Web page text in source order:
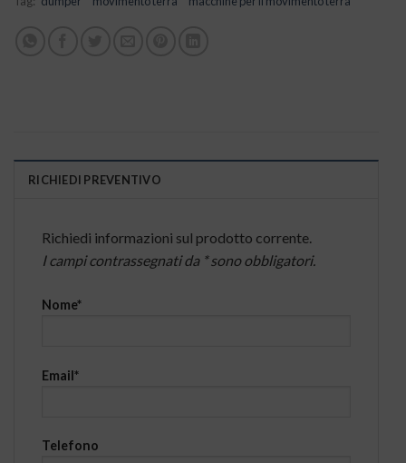
RICHIEDI PREVENTIVO
Richiedi informazioni sul prodotto corrente.
I campi contrassegnati da * sono obbligatori.
Nome*
Email*
Telefono